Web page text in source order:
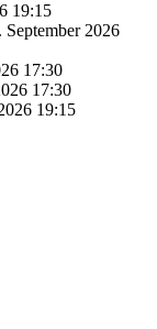
19:15
September 2026
17:30
17:30
19:15